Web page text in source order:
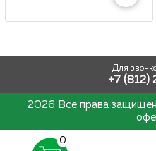
Для
+7 (812)
2026 Все права
0